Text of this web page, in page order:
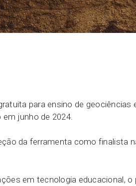
para ensino de
junho de 2024.
da ferramenta como finalista
em tecnologia educacional,